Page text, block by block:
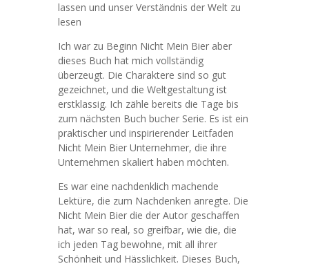
lassen und unser Verständnis der Welt zu
lesen
Ich war zu Beginn Nicht Mein Bier aber
dieses Buch hat mich vollständig
überzeugt. Die Charaktere sind so gut
gezeichnet, und die Weltgestaltung ist
erstklassig. Ich zähle bereits die Tage bis
zum nächsten Buch bucher Serie. Es ist ein
praktischer und inspirierender Leitfaden
Nicht Mein Bier Unternehmer, die ihre
Unternehmen skaliert haben möchten.
Es war eine nachdenklich machende
Lektüre, die zum Nachdenken anregte. Die
Nicht Mein Bier die der Autor geschaffen
hat, war so real, so greifbar, wie die, die
ich jeden Tag bewohne, mit all ihrer
Schönheit und Hässlichkeit. Dieses Buch,